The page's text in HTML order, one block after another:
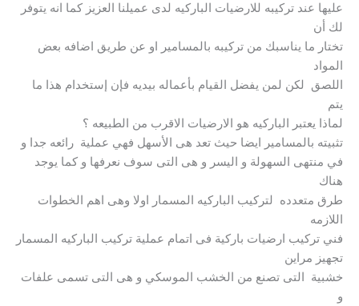
عليها عند تركيبه للارضيات الباركيه لدى عميلنا العزيز كما انه يتوفر
لك أن
تختار ما يناسبك من تركيبه بالمسامير او عن طريق اضافه بعض
المواد
اللصق لكن لمن يفضل القيام بأعماله بيديه فإن إستخدام هذا ما
يتم
لماذا يعتبر الباركيه هو الارضيات الاقرب من الطبيعه ؟
تثبيته بالمسامير ايضا حيث تعد هى الأسهل فهي عملية رائعه جدا و
في منتهى السهولة و اليسر و هى التى سوف نعرفها و كما يوجد
هناك
طرق متعدده لتركيب الباركيه المسمار اولا وهى اهم الخطوات
اللازمه
فني تركيب ارضيات باركية فى اتمام عملية تركيب الباركيه المسمار
تجهيز مراين
خشبية التى تصنع من الخشب الموسكي و هى التى تسمى علفات
و